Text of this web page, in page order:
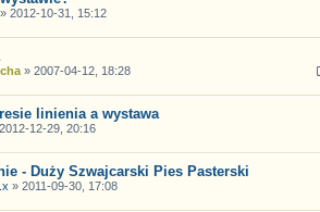
» 2012-10-31, 15:12
» 2007-04-12, 18:28
linienia a wystawa
12-29, 20:16
- Duży Szwajcarski Pies Pasterski
» 2011-09-30, 17:08